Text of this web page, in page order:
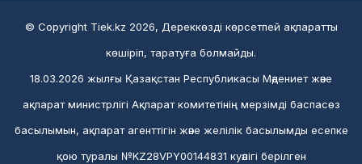
© Copyright Tiek.kz 2026, Дереккөзді көрсетпей ақпаратты
көшіріп, таратуға болмайды.
18.03.2026 жылғы Қазақстан Республикасы Мәдениет және
ақпарат министрлігі Ақпарат комитетінің мерзімді баспасөз
басылымын, ақпарат агенттігін және желілік басылымды есепке
қою туралы №KZ28VPY00144831 куәлігі берілген